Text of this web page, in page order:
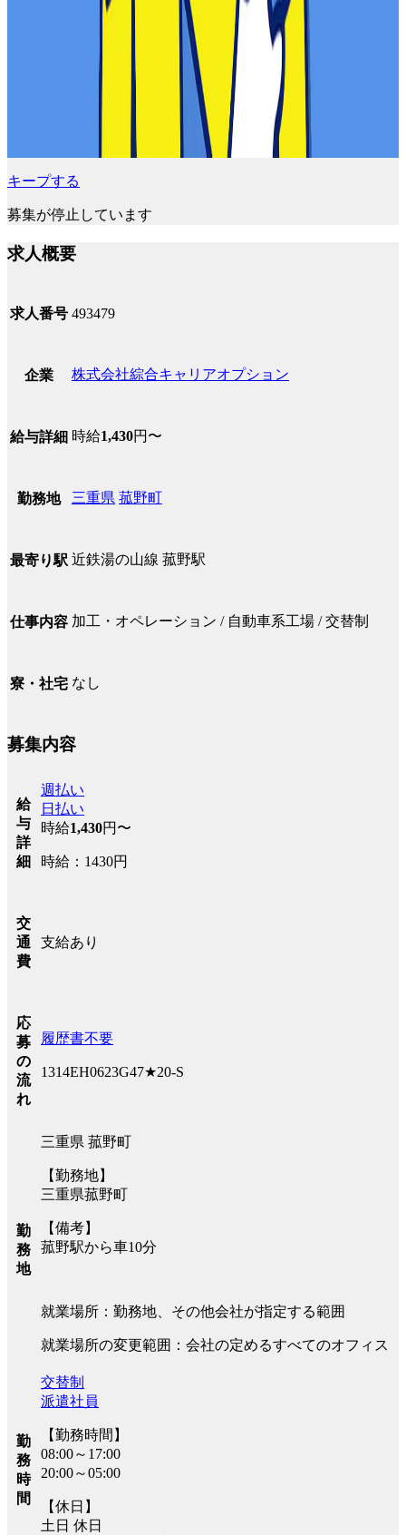
キープする
募集が停止しています
求人概要
求人番号 493479
企業 株式会社綜合キャリアオプション
給与詳細 時給1,430円〜
勤務地 三重県 菰野町
最寄り駅 近鉄湯の山線 菰野駅
仕事内容 加工・オペレーション / 自動車系工場 / 交替制
寮・社宅 なし
募集内容
給
与
詳
細
週払い
日払い
時給1,430円〜
時給：1430円
交
通
費
支給あり
応
募
の
流
れ
履歴書不要
1314EH0623G47★20-S
勤
務
地
三重県 菰野町
【勤務地】
三重県菰野町
【備考】
菰野駅から車10分
就業場所：勤務地、その他会社が指定する範囲
就業場所の変更範囲：会社の定めるすべてのオフィス
勤
務
時
間
交替制
派遣社員
【勤務時間】
08:00～17:00
20:00～05:00
【休日】
土日 休日